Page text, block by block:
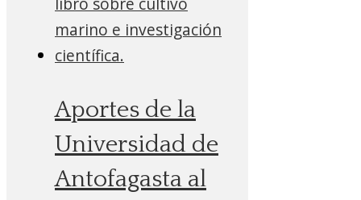
Aportes de la
Universidad de
Antofagasta al